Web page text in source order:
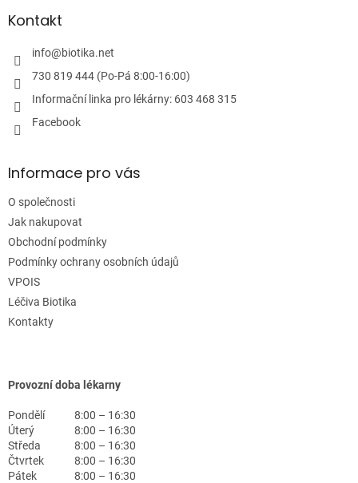
aKontakt
info@biotika.net
730 819 444 (Po-Pá 8:00-16:00)
Informační linka pro lékárny: 603 468 315
Facebook
Informace pro vás
O společnosti
Jak nakupovat
Obchodní podmínky
Podmínky ochrany osobních údajů
VPOIS
Léčiva Biotika
Kontakty
Provozní doba lékarny
Pondělí
8:00 – 16:30
Úterý
8:00 – 16:30
Středa
8:00 – 16:30
Čtvrtek
8:00 – 16:30
Pátek
8:00 – 16:30